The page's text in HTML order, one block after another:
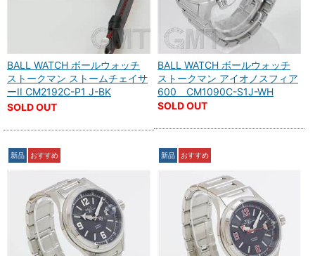
BALL WATCH ボールウォッチ
ストークマン ストームチェイサ
ーII CM2192C-P1 J-BK
SOLD OUT
BALL WATCH ボールウォッチ
ストークマン アイオノスフィア
600 CM1090C-S1J-WH
SOLD OUT
新品 おすすめ 新品 おすすめ